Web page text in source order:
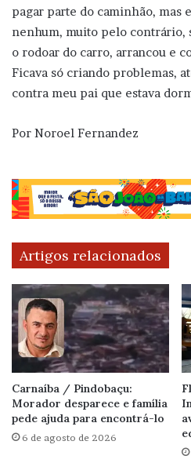
pagar parte do caminhão, mas
nenhum, muito pelo contrário,
o rodoar do carro, arrancou e
Ficava só criando problemas,
contra meu pai que estava
Por Noroel Fernandez
Artigos relacionados
Carnaíba / Pindobaçu:
Morador desparece e família
pede ajuda para encontrá-lo
6 de agosto de 2026